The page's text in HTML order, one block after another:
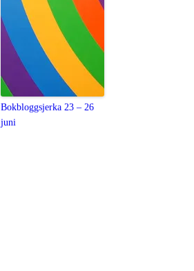
Bokbloggsjerka 23 – 26
juni